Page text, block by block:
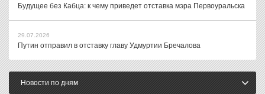
Будущее без Кабца: к чему приведет отставка мэра Первоуральска
29.07.2026
Путин отправил в отставку главу Удмуртии Бречалова
Новости по дням